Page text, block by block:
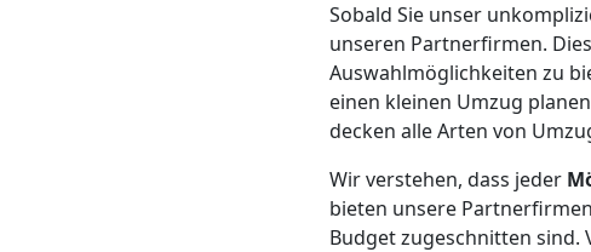
Sobald Sie unser
unseren Partnerfirmen.
Auswahlmöglichkeiten zu
einen kleinen Umzug
decken alle Arten von
Wir verstehen, dass jeder
bieten unsere
Budget zugeschnitten
Klaviertransport